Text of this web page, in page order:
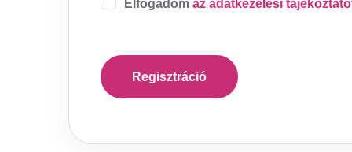
Elfogadom az adatkezelési